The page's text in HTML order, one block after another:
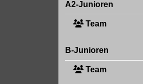
A2-Junioren
Team
B-Junioren
Team